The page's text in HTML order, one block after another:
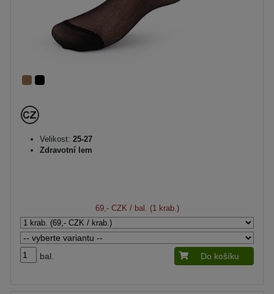
Velikost: 25-27
Zdravotní lem
69,- CZK / bal. (1 krab.)
bal. Do košíku